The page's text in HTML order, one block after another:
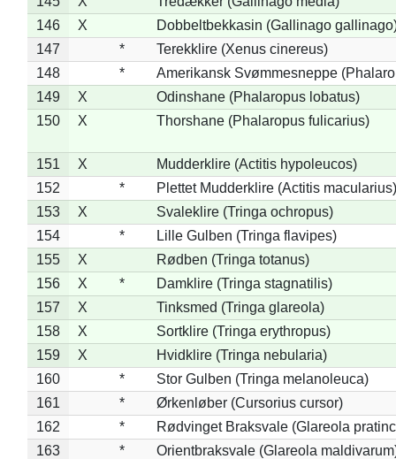
146
X
Dobbeltbekkasin (Gallinago
147
*
Terekklire (Xenus cinereus)
148
*
Amerikansk Svømmesneppe
149
X
Odinshane (Phalaropus lobatus)
150
X Thorshane (Phalaropus fulicarius)
151 X
Mudderklire (Actitis hypoleucos)
152
*
Plettet Mudderklire (Actitis macularius)
153
X
Svaleklire (Tringa ochropus)
154
*
Lille Gulben (Tringa flavipes)
155
X
Rødben (Tringa totanus)
156
X *
Damklire (Tringa stagnatilis)
157
X
Tinksmed (Tringa glareola)
158
X
Sortklire (Tringa erythropus)
159
X
Hvidklire (Tringa nebularia)
160
*
Stor Gulben (Tringa melanoleuca)
161
*
Ørkenløber (Cursorius cursor)
162
*
Rødvinget Braksvale (Glareola
163
*
Orientbraksvale (Glareola